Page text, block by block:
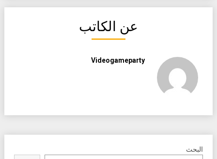
عن الكاتب
Videogameparty
البحث